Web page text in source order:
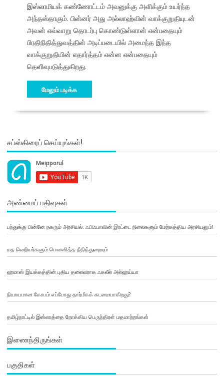
இஸ்லாமியக் கண்ணோட்டம் அவனுக்கு அளிக்கும் உயர்ந்த
அந்தஸ்தாகும். பின்னர் அது அல்லாஹ்வின் வாக்குறுதியுடன்
அவன் எவ்வாறு தொடர்பு கொண்டுள்ளான் என்பதையும்
பிரதிநிதித்துவத்தின் அடிப்படையில் அமைந்த இந்த
வாக்குறுதியின் எதார்த்தம் என்ன என்பதையும்
தெளிவுபடுத்துகிறது.
மேலும் படிக்க
சப்ஸ்கிரைப் செய்யுங்கள்!
அண்மைப் பதிவுகள்
பந்துக்கு பின்னே நகரும் அரசியல்: ஃபிஃபாவின் இரட்டை நிலைகளும் மேற்கத்திய அரசியலும்!
மத வெறியர்களும் மௌனித்த நீதித்துறையும்
ஹமாஸ் இயக்கத்தின் புதிய தலைவராக ஃகலீல் அல்ஹய்யா
நியாயமான கோபம் எப்போது தார்மீகக் கடமையாகிறது?
தமிழ்நாட்டில் இஸ்லாத்தை நோக்கிய பெருந்திரள் மதமாற்றங்கள்
இணைந்திருங்கள்
பகுதிகள்